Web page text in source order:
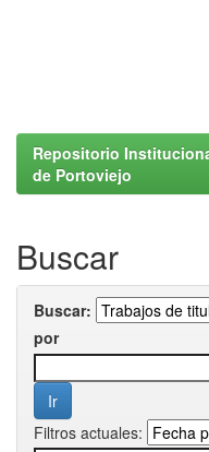
Repositorio
de Portoviejo
Buscar
Buscar:
por
Filtros actuales: